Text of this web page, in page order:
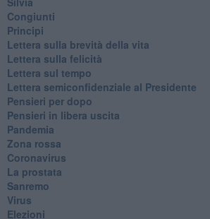
Congiunti
Principi
​Lettera sulla brevità della vita
​Lettera sulla felicità
​Lettera sul tempo
Lettera semiconfidenziale al Presidente
Pensieri per dopo
​Pensieri in libera uscita
Pandemia
Zona rossa
Coronavirus
La prostata
Sanremo
Virus
Elezioni